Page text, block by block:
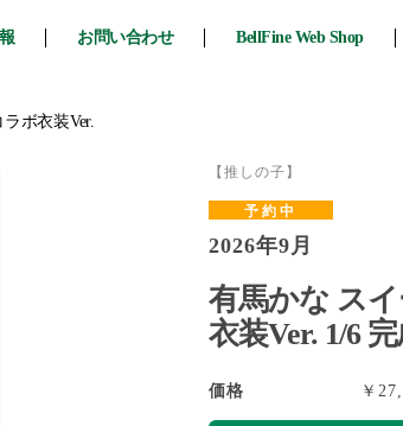
お問い合わせ BellFine Web Shop
ボ衣装Ver.
【推しの子】
予約中
2026年9月
有馬かな ス
衣装Ver. 1/6
価格 ￥